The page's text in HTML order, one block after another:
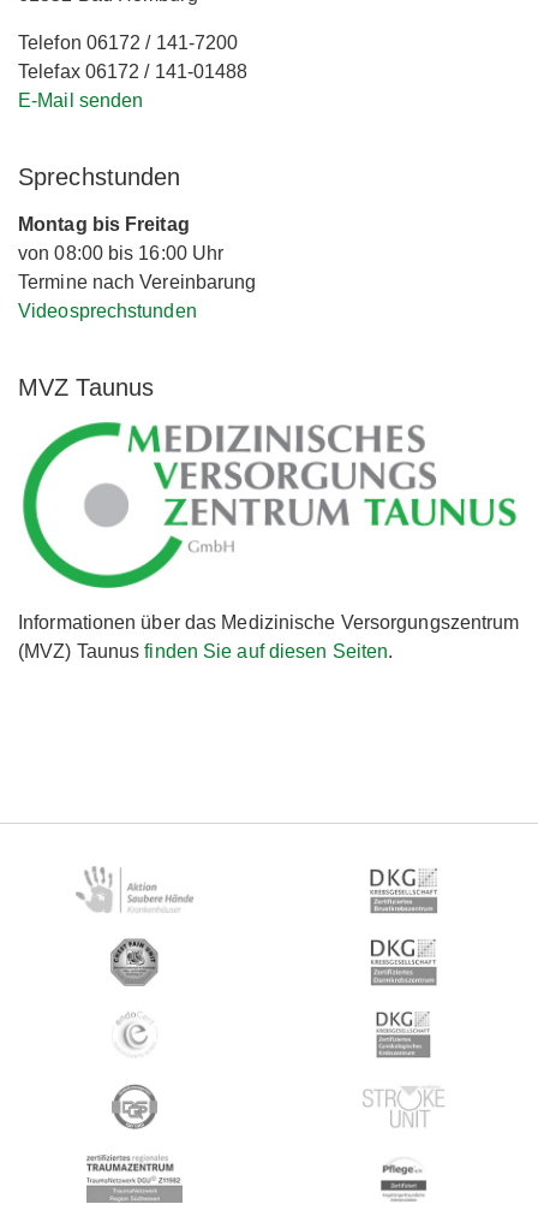
Telefon 06172 / 141-7200
Telefax 06172 / 141-01488
E-Mail senden
Sprechstunden
Montag bis Freitag
von 08:00 bis 16:00 Uhr
Termine nach Vereinbarung
Videosprechstunden
MVZ Taunus
Informationen über das Medizinische Versorgungszentrum
(MVZ) Taunusfinden Sie auf diesen Seiten.